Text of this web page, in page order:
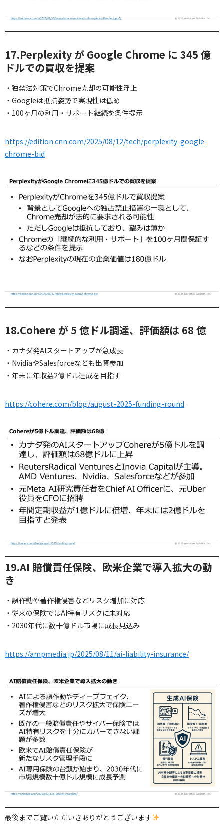
17.Perplexity が Google Chrome に 345 億
ドルでの買収を提案
・独禁法対策でChrome売却の可能性浮上
・Googleは抵抗姿勢で実現性は低め
・100ヶ月の利用・サポート継続を条件提示
https://edition.cnn.com/2025/08/12/tech/perplexity-google-
chrome-bid
18.Cohere が 5 億ドル調達、評価額は 68 億
・カナダ発AIスタートアップが急成長
・NvidiaやSalesforceなども出資参加
・年末に年収益2億ドル達成を目指す
https://cohere.com/blog/august-2025-funding-round
19.AI 賠償責任保険、欧米企業で導入拡大の動
き
・誤作動や著作権侵害などリスク増加に対応
・従来の保険ではAI特有リスクに未対応
・2030年代に数十億ドル市場に成長見込み
https://ampmedia.jp/2025/08/11/ai-liability-insurance/
最後までご覧いただいきありがとうございます